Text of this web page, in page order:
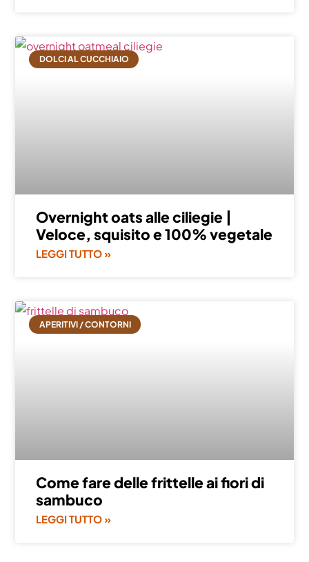
DOLCI AL CUCCHIAIO
Overnight oats alle ciliegie |
Veloce, squisito e 100% vegetale
LEGGI TUTTO »
APERITIVI / CONTORNI
Come fare delle frittelle ai fiori di
sambuco
LEGGI TUTTO »